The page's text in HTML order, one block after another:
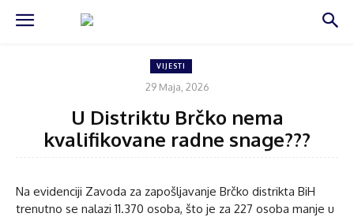
VIJESTI
29 Maja, 2026
U Distriktu Brčko nema
kvalifikovane radne snage???
Na evidenciji Zavoda za zapošljavanje Brčko distrikta BiH
trenutno se nalazi 11.370 osoba, što je za 227 osoba manje u